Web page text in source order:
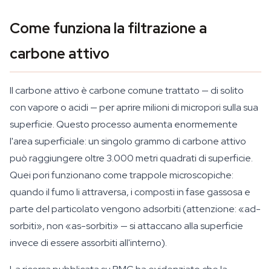
Come funziona la filtrazione a
carbone attivo
Il carbone attivo è carbone comune trattato — di solito
con vapore o acidi — per aprire milioni di micropori sulla sua
superficie. Questo processo aumenta enormemente
l'area superficiale: un singolo grammo di carbone attivo
può raggiungere oltre 3.000 metri quadrati di superficie.
Quei pori funzionano come trappole microscopiche:
quando il fumo li attraversa, i composti in fase gassosa e
parte del particolato vengono adsorbiti (attenzione: «ad-
sorbiti», non «as-sorbiti» — si attaccano alla superficie
invece di essere assorbiti all'interno).